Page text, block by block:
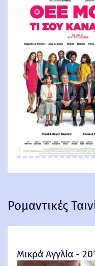
Ρομαντικές
Μικρά Αγγλία -